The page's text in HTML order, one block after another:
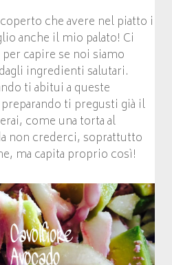
che avere nel piatto i
anche il mio palato! Ci
capire se noi siamo
ingredienti salutari.
ti abitui a queste
ti pregusti già il
come una torta al
non crederci, soprattutto
ma capita proprio così!